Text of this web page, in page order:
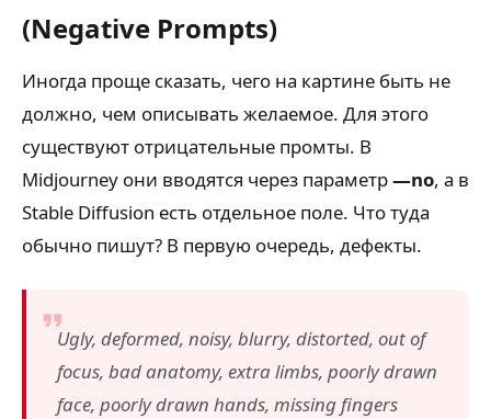
(Negative Prompts)
Иногда проще сказать, чего на картине быть не
должно, чем описывать желаемое. Для этого
существуют отрицательные промты. В
Midjourney они вводятся через параметр—no, а в
Stable Diffusion есть отдельное поле. Что туда
обычно пишут? В первую очередь, дефекты.
Ugly, deformed, noisy, blurry, distorted, out of
focus, bad anatomy, extra limbs, poorly drawn
face, poorly drawn hands, missing fingers